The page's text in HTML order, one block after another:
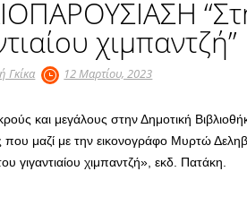
χιμπαντζή”
Γκίκα 12 Μαρτίου, 2023
και μεγάλους στην Δημοτική
μαζί με την εικονογράφο Μυρτώ
γιγαντιαίου χιμπαντζή», εκδ. Πατάκη.